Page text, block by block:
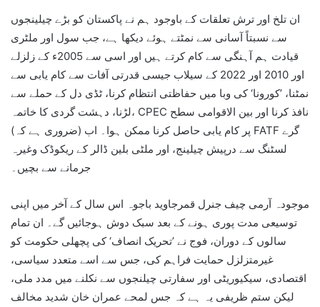
ان تلخ اور ترش تعلقات کے باوجود ہم نے پاکستان کو بڑے چیلینجوں
سے نسبتاً آسانی سے نمٹتے ہوئے دیکھا ہے، جب سول اور ملٹری
قیادت ہم آہنگی سے کام کرتے ہیں اور اسی سے 2005ء کے زلزلے
اور 2010 اور 2022 کے سیلاب جیسی قدرتی آفات سے کام یابی سے
نمٹنا، ’کورونا‘ کی وبا میں حفاظتی انتظام کرنا، ٹڈی دل کے حملے سے
لڑنا، دہشت گردی کا خاتمہ، CPEC نافذ کرنا اور بین الاقوامی سطح
پر کام یابی حاصل کرنا ممکن ہوا۔ اب (ضروری ہے کہ) FATF گرے
لسٹنگ سے درپیش چیلینج، اور ملٹی بلین ڈالر کے ریکوڈک وغیرہ
جرمانے سے بچیں۔
موجودہ آرمی چیف جنرل قمرجاوید باجوہ اس سال کے آخر میں اپنی
توسیعی مدت پوری ہونے کے بعد سبک دوش ہوجائیں گے۔ ان تمام
سالوں کے دوران، فوج نے ’تحریک انصاف‘ کی پچھلی حکومت کو
غیرمتزلزل حمایت فراہم کی، جس سے اسے متعدد سیاسی،
اقتصادی، سیکیوریٹی اور سفارتی چیلنجوں سے نکلنے میں مدد ملی،
لیکن ستم ظریفی یہ ہے کہ جس لمحے عمران خان شدید مخالف